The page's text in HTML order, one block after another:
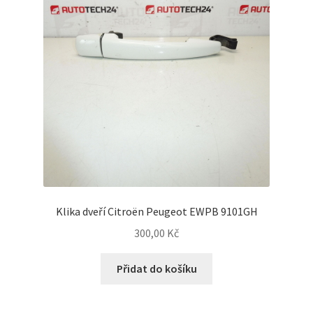
Klika dveří Citroën Peugeot EWPB 9101GH
300,00 Kč
Přidat do košíku